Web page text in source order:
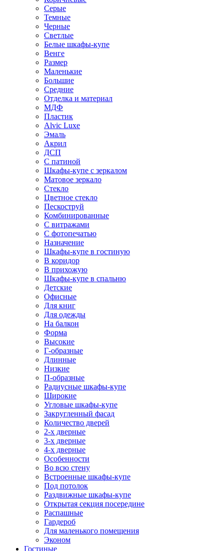
Серые
Темные
Черные
Светлые
Белые шкафы-купе
Венге
Размер
Маленькие
Большие
Средние
Отделка и материал
МДФ
Пластик
Alvic Luxe
Эмаль
Акрил
ДСП
С патиной
Шкафы-купе с зеркалом
Матовое зеркало
Стекло
Цветное стекло
Пескоструй
Комбинированные
С витражами
С фотопечатью
Назначение
Шкафы-купе в гостиную
В коридор
В прихожую
Шкафы-купе в спальню
Детские
Офисные
Для книг
Для одежды
На балкон
Форма
Высокие
Г-образные
Длинные
Низкие
П-образные
Радиусные шкафы-купе
Широкие
Угловые шкафы-купе
Закругленный фасад
Количество дверей
2-х дверные
3-х дверные
4-х дверные
Особенности
Во всю стену
Встроенные шкафы-купе
Под потолок
Раздвижные шкафы-купе
Открытая секция посередине
Распашные
Гардероб
Для маленького помещения
Эконом
Гостиные